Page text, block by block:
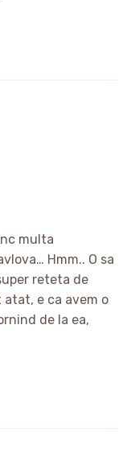
multa
Hmm.. O sa
reteta de
e ca avem o
de la ea,